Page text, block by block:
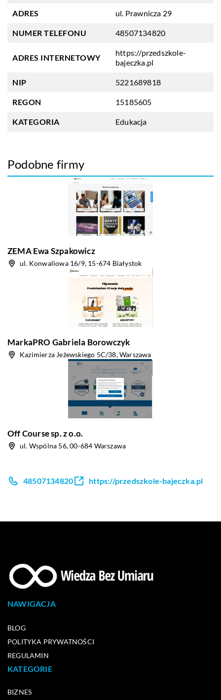
ADRES ul. Prawnicza 29
NUMER TELEFONU 48507134820
ADRES INTERNETOWY
https://przedszkole-
bajeczka.pl
NIP 5221689818
REGON 15185605
KATEGORIA Edukacja
Podobne firmy
ZEMA Ewa Szpakowicz
ul. Konwaliowa 16/9, 15-674 Białystok
MarkaPRO Gabriela Borowczyk
Kazimierza Jeżewskiego 5C/38, Warszawa
Off Course sp. z o.o.
ul. Wspólna 56, 00-684 Warszawa
48507134820 https://przedszkole-bajeczka.pl
NAWIGACJA
BLOG
POLITYKA PRYWATNOŚCI
REGULAMIN
KATEGORIE
BIZNES